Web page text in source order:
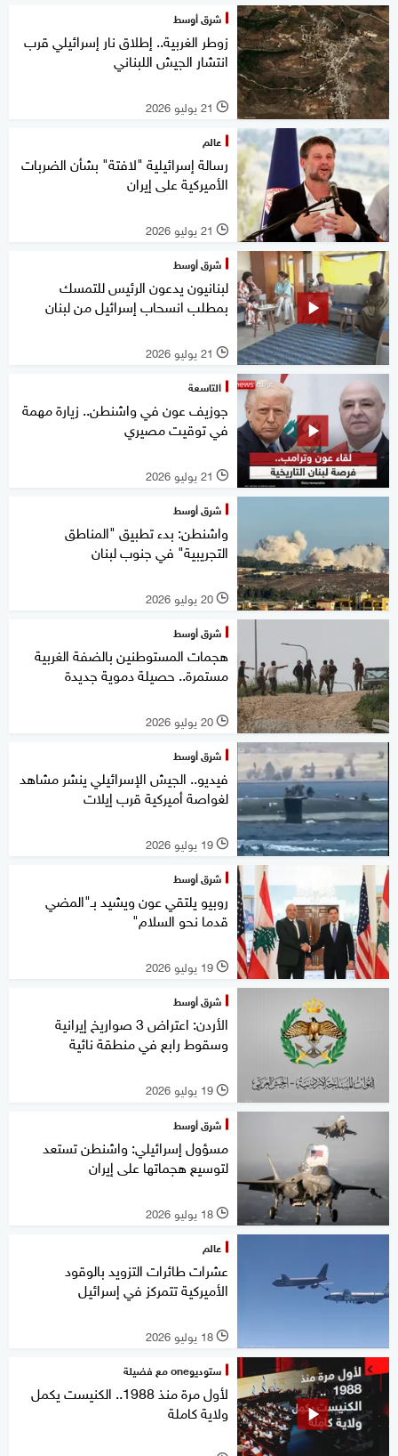
شرق أوسط
زوطر الغربية.. إطلاق نار إسرائيلي قرب
انتشار الجيش اللبناني
l 21 يوليو 2026
عالم
رسالة إسرائيلية "لافتة" بشأن الضربات
الأميركية على إيران
l 21 يوليو 2026
شرق أوسط
لبنانيون يدعون الرئيس للتمسك
بمطلب انسحاب إسرائيل من لبنان
l 21 يوليو 2026
التاسعة
جوزيف عون في واشنطن.. زيارة مهمة
في توقيت مصيري
l 21 يوليو 2026
شرق أوسط
واشنطن: بدء تطبيق "المناطق
التجريبية" في جنوب لبنان
l 20 يوليو 2026
شرق أوسط
هجمات المستوطنين بالضفة الغربية
مستمرة.. حصيلة دموية جديدة
l 20 يوليو 2026
شرق أوسط
فيديو.. الجيش الإسرائيلي ينشر مشاهد
لغواصة أميركية قرب إيلات
l 19 يوليو 2026
شرق أوسط
روبيو يلتقي عون ويشيد بـ"المضي
قدما نحو السلام"
l 19 يوليو 2026
شرق أوسط
الأردن: اعتراض 3 صواريخ إيرانية
وسقوط رابع في منطقة نائية
l 19 يوليو 2026
شرق أوسط
مسؤول إسرائيلي: واشنطن تستعد
لتوسيع هجماتها على إيران
l 18 يوليو 2026
عالم
عشرات طائرات التزويد بالوقود
الأميركية تتمركز في إسرائيل
l 18 يوليو 2026
ستوديوone مع فضيلة
لأول مرة منذ 1988.. الكنيست يكمل
ولاية كاملة